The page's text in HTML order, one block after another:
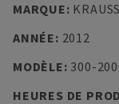
MARQUE:
ANNÉE: 2012
MODÈLE: 300-
HEURES DE